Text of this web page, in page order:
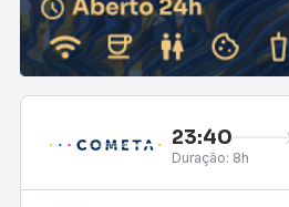
23:40
Duração: 8h